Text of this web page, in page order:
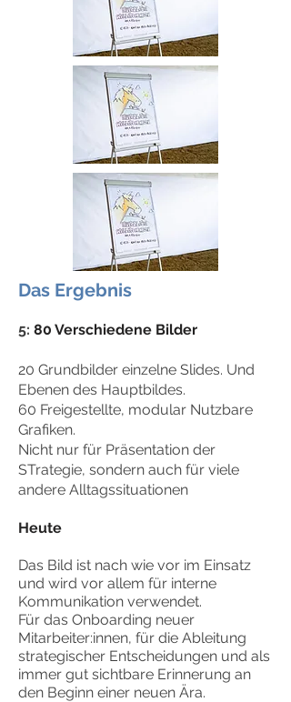
Das Ergebnis
5: 80 Verschiedene Bilder
20 Grundbilder einzelne Slides. Und
Ebenen des Hauptbildes.
60 Freigestellte, modular Nutzbare
Grafiken.
Nicht nur für Präsentation der
STrategie, sondern auch für viele
andere Alltagssituationen
Heute
Das Bild ist nach wie vor im Einsatz
und wird vor allem für interne
Kommunikation verwendet.
Für das Onboarding neuer
Mitarbeiter:innen, für die Ableitung
strategischer Entscheidungen und als
immer gut sichtbare Erinnerung an
den Beginn einer neuen Ära.